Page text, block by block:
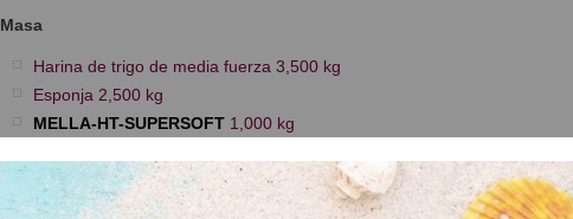
Masa
Harina de trigo de media fuerza 3,500 kg
Esponja 2,500 kg
MELLA-HT-SUPERSOFT1,000 kg
Huevo 0,800 kg
Azúcar 0,600 kg